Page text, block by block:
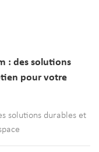
: des solutions
pour votre
solutions durables et
terrasse en